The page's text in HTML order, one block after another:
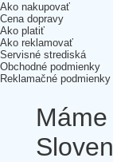
Ako nakupovať
Cena dopravy
Ako platiť
Ako reklamovať
Servisné strediská
Obchodné podmienky
Reklamačné podmienky
Máme